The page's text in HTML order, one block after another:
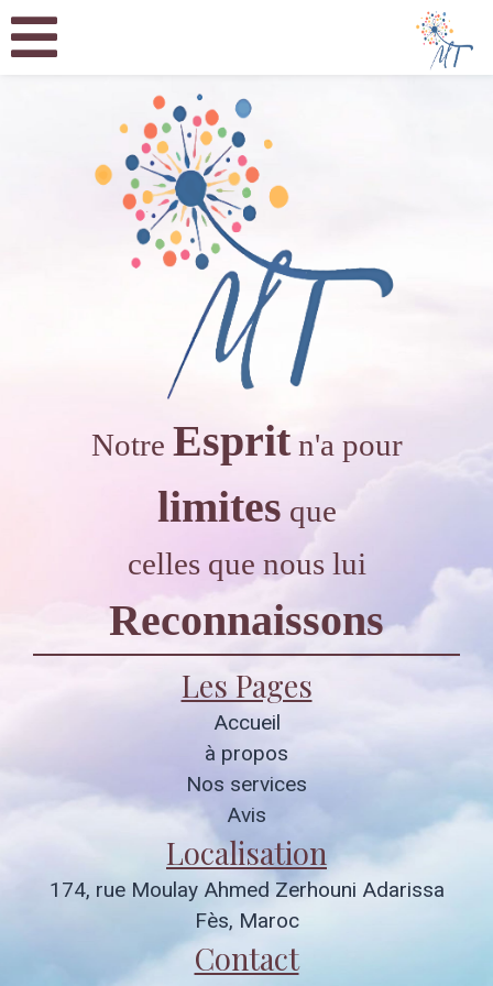
Notre Espritn'a pour
limites que
celles que nous lui
Reconnaissons
Les Pages
Accueil
à propos
Nos services
Avis
Localisation
174, rue Moulay Ahmed Zerhouni Adarissa
Fès, Maroc
Contact